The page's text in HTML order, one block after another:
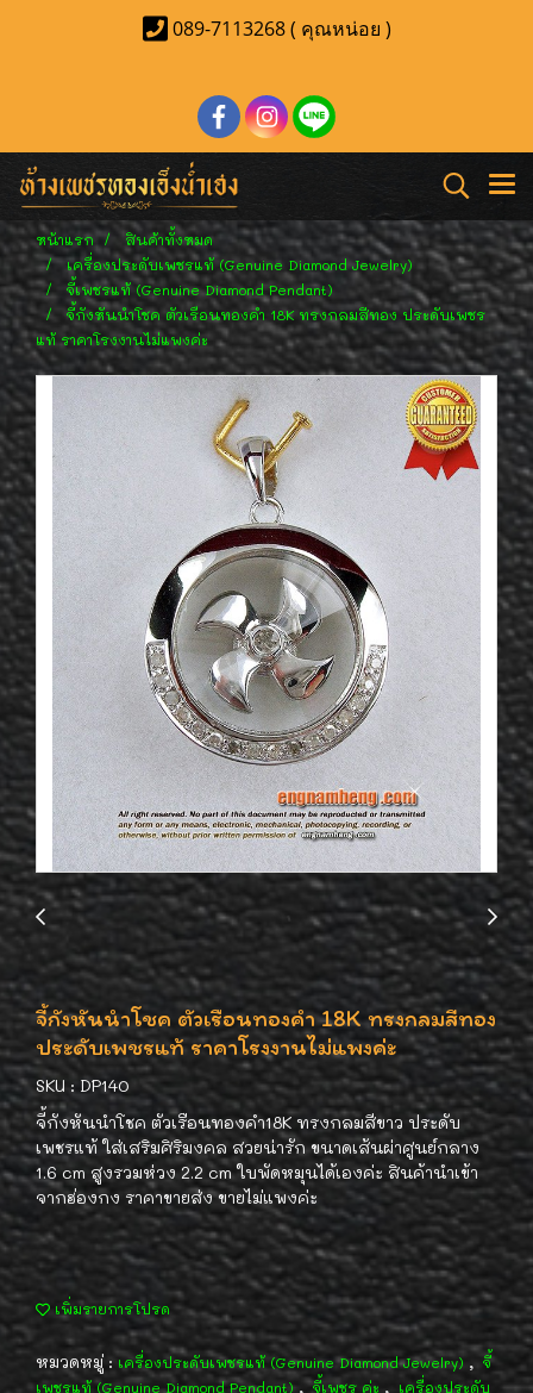
089-7113268 ( คุณหน่อย )
หน้าแรก
สินค้าทั้งหมด
เครื่องประดับเพชรแท้ (Genuine Diamond Jewelry)
จี้เพชรแท้ (Genuine Diamond Pendant)
จี้กังหันนำโชค ตัวเรือนทองคำ 18K ทรงกลมสีทอง ประดับเพชร
แท้ ราคาโรงงานไม่แพงค่ะ
จี้กังหันนำโชค ตัวเรือนทองคำ 18K ทรงกลมสีทอง
ประดับเพชรแท้ ราคาโรงงานไม่แพงค่ะ
SKU : DP140
จี้กังหันนำโชค ตัวเรือนทองคำ18K ทรงกลมสีขาว ประดับ
เพชรแท้ ใส่เสริมศิริมงคล สวยน่ารัก ขนาดเส้นผ่าศูนย์กลาง
1.6 cm สูงรวมห่วง 2.2 cm ใบพัดหมุนได้เองค่ะ สินค้านำเข้า
จากฮ่องกง ราคาขายส่ง ขายไม่แพงค่ะ
เพิ่มรายการโปรด
หมวดหมู่ :เครื่องประดับเพชรแท้ (Genuine Diamond Jewelry) , จี้
เพชรแท้ (Genuine Diamond Pendant) , จี้เพชร ค่ะ , เครื่องประดับ